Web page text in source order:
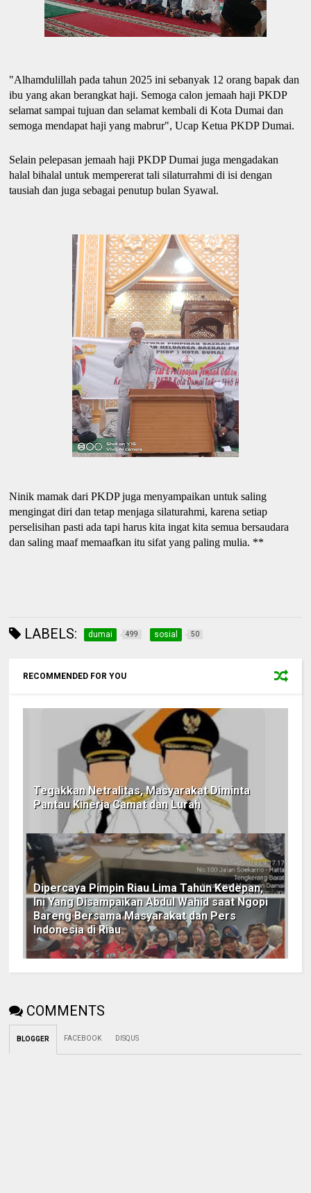
"Alhamdulillah pada tahun 2025 ini sebanyak 12 orang bapak dan
ibu yang akan berangkat haji. Semoga calon jemaah haji PKDP
selamat sampai tujuan dan selamat kembali di Kota Dumai dan
semoga mendapat haji yang mabrur", Ucap Ketua PKDP Dumai.
Selain pelepasan jemaah haji PKDP Dumai juga mengadakan
halal bihalal untuk mempererat tali silaturrahmi di isi dengan
tausiah dan juga sebagai penutup bulan Syawal.
Ninik mamak dari PKDP juga menyampaikan untuk saling
mengingat diri dan tetap menjaga silaturahmi, karena setiap
perselisihan pasti ada tapi harus kita ingat kita semua bersaudara
dan saling maaf memaafkan itu sifat yang paling mulia. **
LABELS: dumai 499 sosial 50
RECOMMENDED FOR YOU
Tegakkan Netralitas, Masyarakat Diminta
Pantau Kinerja Camat dan Lurah
Dipercaya Pimpin Riau Lima Tahun Kedepan,
Ini Yang Disampaikan Abdul Wahid saat Ngopi
Bareng Bersama Masyarakat dan Pers
Indonesia di Riau
COMMENTS
BLOGGER FACEBOOK DISQUS